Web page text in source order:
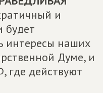
и
будет
интересы наших
Думе, и
где действуют